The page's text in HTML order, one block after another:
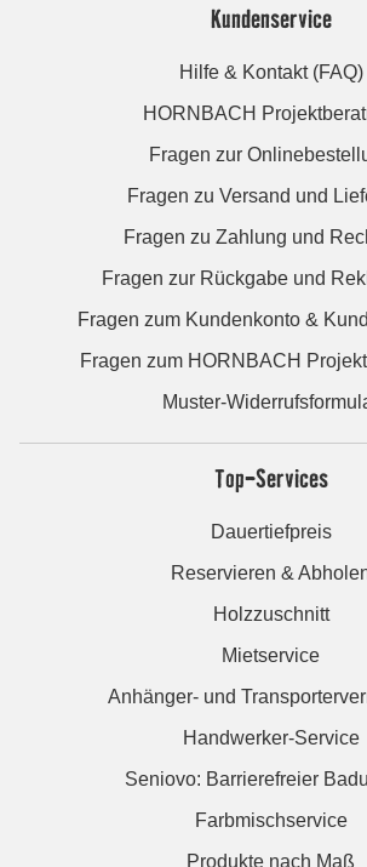
Kundenservice
Hilfe & Kontakt (FAQ)
HORNBACH
Fragen zur
Fragen zu Versand und
Fragen zu Zahlung und
Fragen zur Rückgabe und
Fragen zum Kundenkonto &
Fragen zum HORNBACH
Muster-
Top-Services
Dauertiefpreis
Reservieren &
Holzzuschnitt
Mietservice
Anhänger- und
Handwerker-Service
Seniovo: Barrierefreier
Farbmischservice
Produkte nach Maß